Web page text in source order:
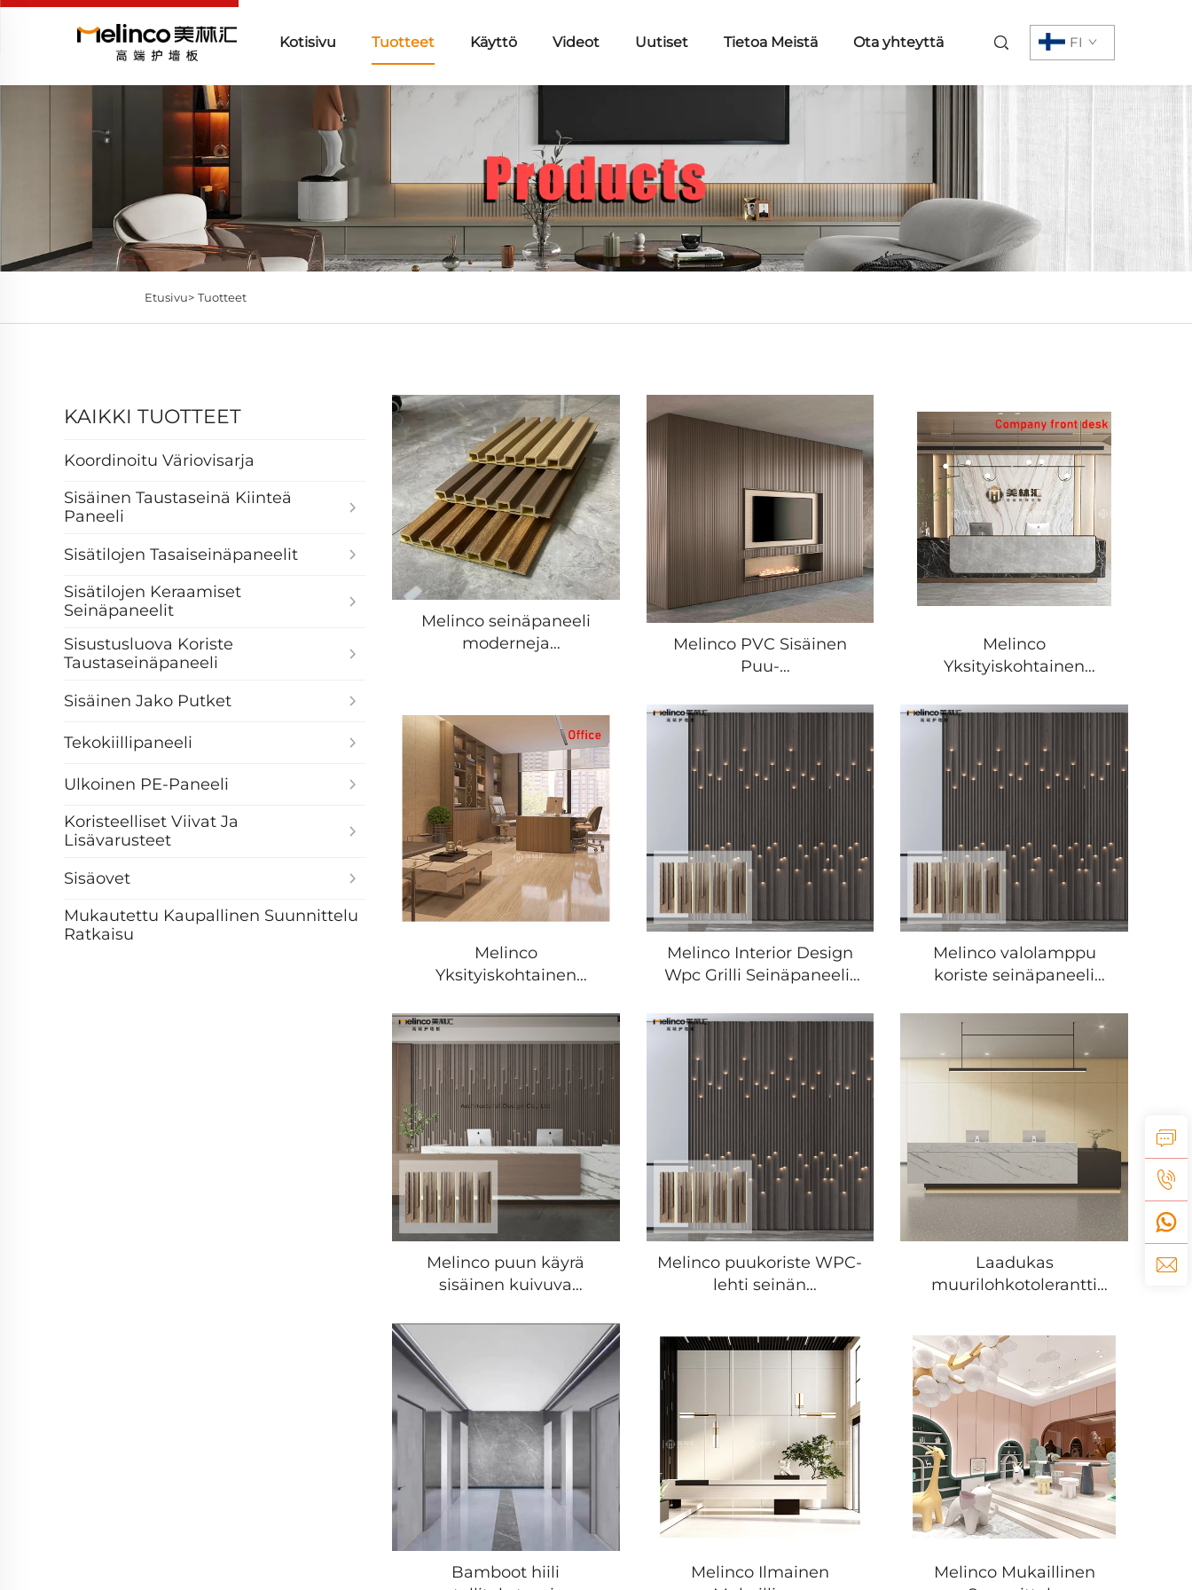
Kotisivu Tuotteet Käyttö Videot Uutiset Tietoa Meistä Ota yhteyttä FI
Etusivu> Tuotteet
KAIKKI TUOTTEET
Koordinoitu Väriovisarja
Sisäinen Taustaseinä Kiinteä
Paneeli
Sisätilojen Tasaiseinäpaneelit
Sisätilojen Keraamiset
Seinäpaneelit
Sisustusluova Koriste
Taustaseinäpaneeli
Sisäinen Jako Putket
Tekokiillipaneeli
Ulkoinen PE-Paneeli
Koristeelliset Viivat Ja
Lisävarusteet
Sisäovet
Mukautettu Kaupallinen Suunnittelu
Ratkaisu
Melinco seinäpaneeli
moderneja
makuuhuoneeseen,
hotelliin tai toimistoon
sekä hotelliin
luxekuunnoksia varten
Melinco PVC Sisäinen
Puu-
Moderni Koriste
Suunnittelija Hotelli
Persoonallisuus
Korkealaatuinen
Melinco
Yksityiskohtainen
Arkkitehtuurinen
Suunnittelu Moderni Villa
Kotikorjaus 3D
Renderointi
Melinco
Yksityiskohtainen
Arkkitehtuurinen
Suunnittelu Moderni
Toimisto Hotelli
Kotikorjaus 3D
Sisustussuunnittelu
Melinco Interior Design
Wpc Grilli Seinäpaneelit
Vedenkestävä ja
Melinco valolamppu
koriste seinäpaneeli
sisustussuunnittelu PVC-
puu seinäpaneelit
dekorointitausta
Melinco puun käyrä
sisäinen kuivuva
luonnollinen tyyli kuivuva
paneeli WPC LED-valo
tähtikoristeiset paneelit
Melinco puukoriste WPC-
lehti seinän
kotisisustus
Laadukas
muurilohkotolerantti
bamboofiberi integroitu
seinälaatta
sisustuskäyttöön
Bamboot hiili
Melinco Ilmainen
Melinco Mukaillinen